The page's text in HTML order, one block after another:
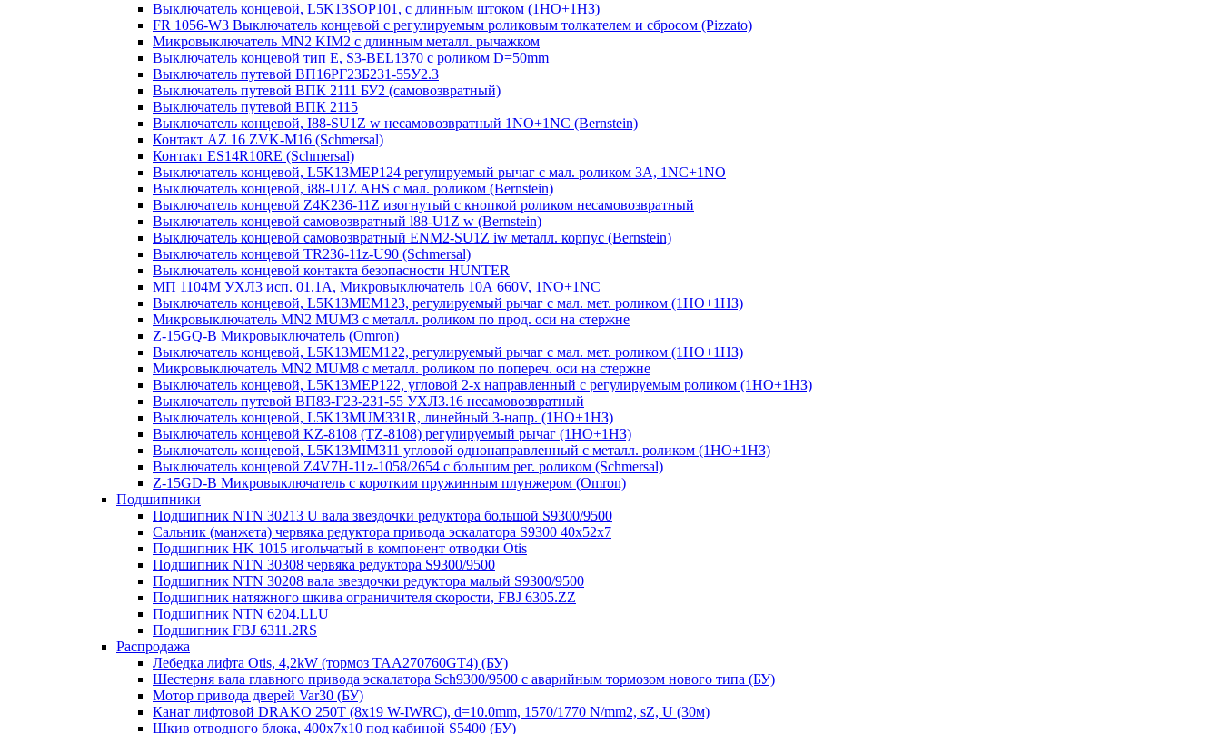
Выключатель концевой, L5K13SOP101, с длинным штоком (1НО+1НЗ)
FR 1056-W3 Выключатель концевой с регулируемым роликовым толкателем и сбросом (Pizzato)
Микровыключатель MN2 KIM2 с длинным металл. рычажком
Выключатель концевой тип Е, S3-BEL1370 с роликом D=50mm
Выключатель путевой ВП16РГ23Б231-55У2.3
Выключатель путевой ВПК 2111 БУ2 (самовозвратный)
Выключатель путевой ВПК 2115
Выключатель концевой, I88-SU1Z w несамовозвратный 1NO+1NC (Bernstein)
Контакт AZ 16 ZVK-M16 (Schmersal)
Контакт ES14R10RE (Schmersal)
Выключатель концевой, L5K13MEP124 регулируемый рычаг с мал. роликом 3А, 1NC+1NO
Выключатель концевой, i88-U1Z AHS с мал. роликом (Bernstein)
Выключатель концевой Z4K236-11Z изогнутый с кнопкой роликом несамовозвратный
Выключатель концевой самовозвратный l88-U1Z w (Bernstein)
Выключатель концевой самовозвратный ENM2-SU1Z iw металл. корпус (Bernstein)
Выключатель концевой TR236-11z-U90 (Schmersal)
Выключатель концевой контакта безопасности HUNTER
МП 1104М УХЛ3 исп. 01.1А, Микровыключатель 10А 660V, 1NO+1NC
Выключатель концевой, L5K13MEM123, регулируемый рычаг с мал. мет. роликом (1НО+1НЗ)
Микровыключатель MN2 MUM3 с металл. роликом по прод. оси на стержне
Z-15GQ-B Микровыключатель (Omron)
Выключатель концевой, L5K13MEM122, регулируемый рычаг с мал. мет. роликом (1НО+1НЗ)
Микровыключатель MN2 MUM8 с металл. роликом по попереч. оси на стержне
Выключатель концевой, L5K13MEP122, угловой 2-х направленный с регулируемым роликом (1НО+1НЗ)
Выключатель путевой ВП83-Г23-231-55 УХЛ3.16 несамовозвратный
Выключатель концевой, L5K13MUM331R, линейный 3-напр. (1НО+1НЗ)
Выключатель концевой KZ-8108 (TZ-8108) регулируемый рычаг (1НО+1НЗ)
Выключатель концевой, L5K13MIM311 угловой однонаправленный с металл. роликом (1НО+1НЗ)
Выключатель концевой Z4V7H-11z-1058/2654 с большим рег. роликом (Schmersal)
Z-15GD-B Микровыключатель с коротким пружинным плунжером (Omron)
Подшипники
Подшипник NTN 30213 U вала звездочки редуктора большой S9300/9500
Сальник (манжета) червяка редуктора привода эскалатора S9300 40х52х7
Подшипник HK 1015 игольчатый в компонент отводки Otis
Подшипник NTN 30308 червяка редуктора S9300/9500
Подшипник NTN 30208 вала звездочки редуктора малый S9300/9500
Подшипник натяжного шкива ограничителя скорости, FBJ 6305.ZZ
Подшипник NTN 6204.LLU
Подшипник FBJ 6311.2RS
Распродажа
Лебедка лифта Otis, 4,2kW (тормоз TAA270760GT4) (БУ)
Шестерня вала главного привода эскалатора Sch9300/9500 с аварийным тормозом нового типа (БУ)
Мотор привода дверей Var30 (БУ)
Канат лифтовой DRAKO 250T (8x19 W-IWRC), d=10.0mm, 1570/1770 N/mm2, sZ, U (30м)
Шкив отводного блока, 400х7х10 под кабиной S5400 (БУ)